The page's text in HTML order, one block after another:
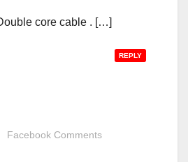
core cable . […]
REPLY
Facebook Comments